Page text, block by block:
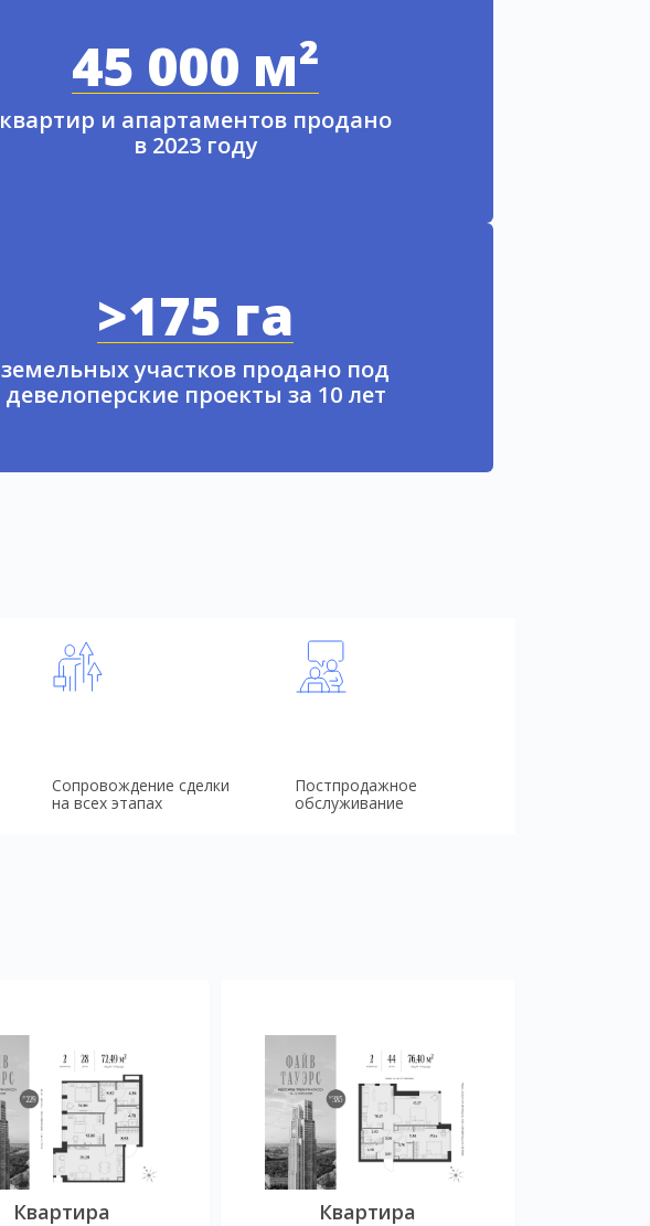
45 000 м²
квартир и апартаментов продано
в 2023 году
>175 га
земельных участков продано под
девелоперские проекты за 10 лет
Сопровождение сделки
на всех этапах
Постпродажное
обслуживание
Квартира Квартира